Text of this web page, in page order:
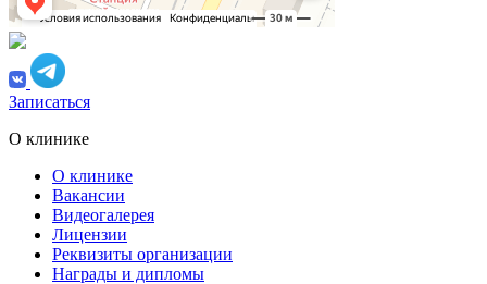
Записаться
О клинике
О клинике
Вакансии
Видеогалерея
Лицензии
Реквизиты организации
Награды и дипломы